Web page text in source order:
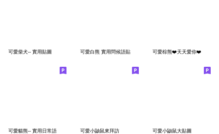
可愛柴犬-- 實用貼圖 可愛白熊 實用問候語貼 可愛棕熊❤️天天愛你❤️
可愛貓熊-- 實用日常語 可愛小鼬鼠來拜訪 可愛小鼬鼠大貼圖